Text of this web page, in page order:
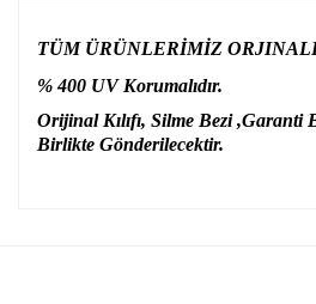
TÜM ÜRÜNLERİMİZ
% 400 UV Korumalıdır.
Orijinal Kılıfı, Silme Bezi ,Garanti
Birlikte Gönderilecektir.